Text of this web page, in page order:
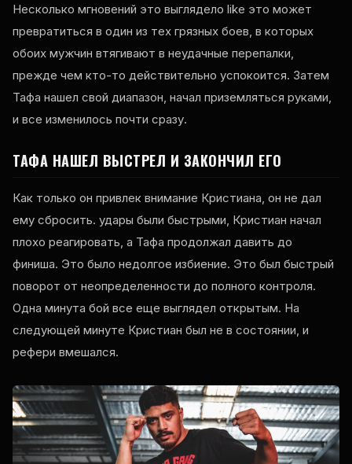
Несколько мгновений это выглядело like это может
превратиться в один из тех грязных боев, в которых
обоих мужчин втягивают в неудачные перепалки,
прежде чем кто-то действительно успокоится. Затем
Тафа нашел свой диапазон, начал приземляться руками,
и все изменилось почти сразу.
ТАФА НАШЕЛ ВЫСТРЕЛ И ЗАКОНЧИЛ ЕГО
Как только он привлек внимание Кристиана, он не дал
ему сбросить. удары были быстрыми, Кристиан начал
плохо реагировать, а Тафа продолжал давить до
финиша. Это было недолгое избиение. Это был быстрый
поворот от неопределенности до полного контроля.
Одна минута бой все еще выглядел открытым. На
следующей минуте Кристиан был не в состоянии, и
рефери вмешался.